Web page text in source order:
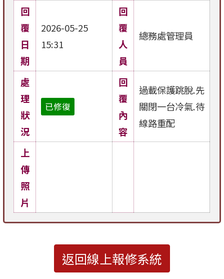
回
覆
日
期
2026-05-25
15:31
回
覆
人
員
總務處管理員
處
理
狀
況
已修復
回
覆
內
容
過載保護跳脫.先
關閉一台冷氣.待
線路重配
上
傳
照
片
返回線上報修系統